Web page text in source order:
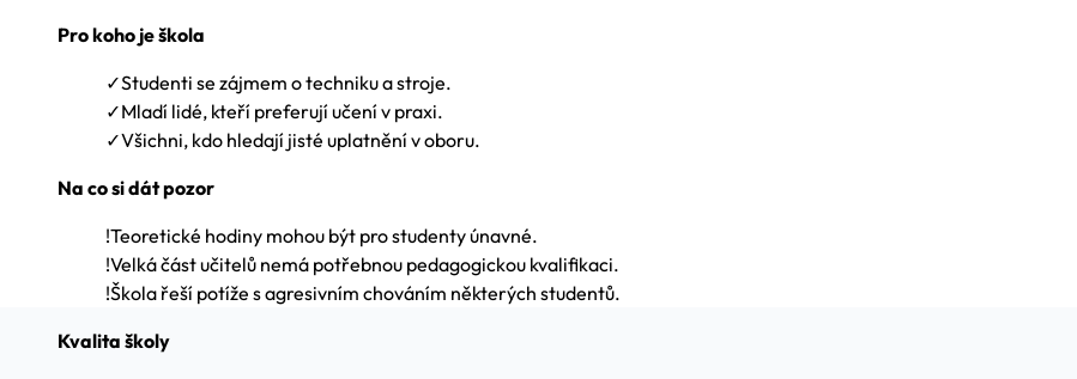
Pro koho je škola
✓Studenti se zájmem o techniku a stroje.
✓Mladí lidé, kteří preferují učení v praxi.
✓Všichni, kdo hledají jisté uplatnění v oboru.
Na co si dát pozor
!Teoretické hodiny mohou být pro studenty únavné.
!Velká část učitelů nemá potřebnou pedagogickou kvalifikaci.
!Škola řeší potíže s agresivním chováním některých studentů.
Kvalita školy